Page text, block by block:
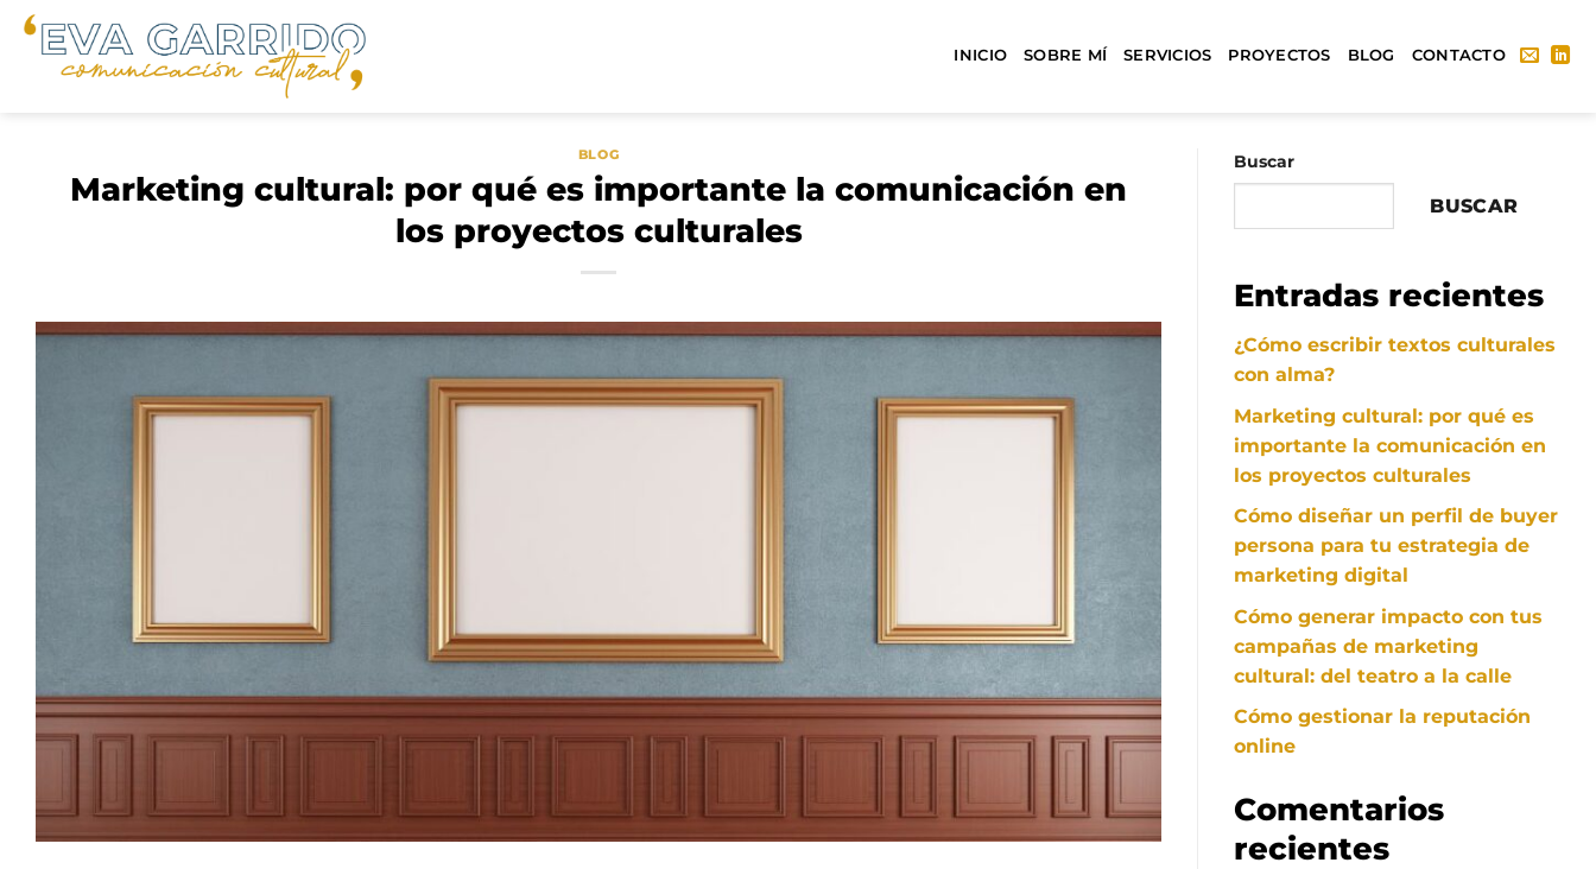
Saltar
contenido
INICIO SOBRE MÍ SERVICIOS PROYECTOS BLOG CONTACTO
BLOG
Marketing cultural: por qué es importante la comunicación en
los proyectos culturales
Buscar
BUSCAR
Entradas recientes
¿Cómo escribir textos culturales
con alma?
Marketing cultural: por qué es
importante la comunicación en
los proyectos culturales
Cómo diseñar un perfil de buyer
persona para tu estrategia de
marketing digital
Cómo generar impacto con tus
campañas de marketing
cultural: del teatro a la calle
Cómo gestionar la reputación
online
Comentarios
recientes